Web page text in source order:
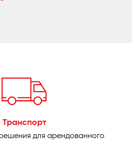
Транспорт
для арендованного